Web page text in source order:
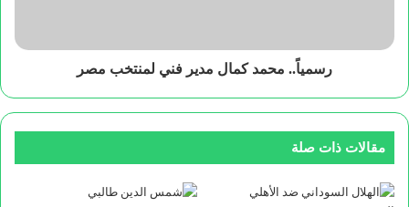
رسمياً.. محمد كمال مدير فني لمنتخب مصر
مقالات ذات صلة